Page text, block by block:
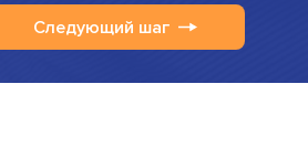
Следующий шаг